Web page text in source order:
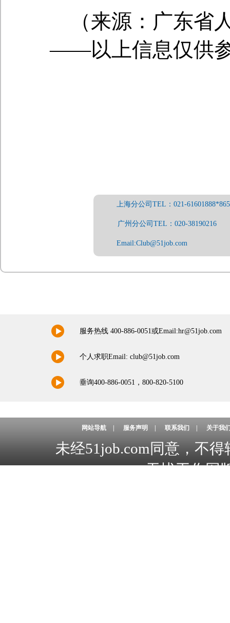
（来源：广东省
——以上信息仅供
上海分公司TEL：021-
广州分公司TEL：020-38190216
Email:Club@51job.com
服务热线 400-886-0051或Email:hr@51job.com
个人求职Email: club@51job.com
垂询400-886-0051，800-820-5100
网站导航 服务声明 联系我们 关于我
未经51job.com同意，不
无忧工作网